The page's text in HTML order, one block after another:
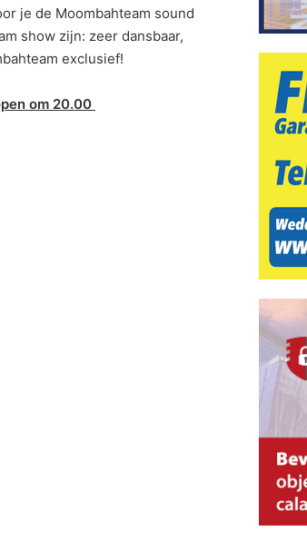
je de Moombahteam sound
show zijn: zeer dansbaar,
exclusief!
om 20.00